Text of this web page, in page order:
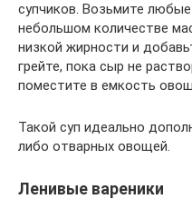
супчиков. Возьмите
небольшом количестве
низкой жирности и
грейте, пока сыр не
поместите в емкость
Такой суп идеально
либо отварных овощей.
Ленивые вареники